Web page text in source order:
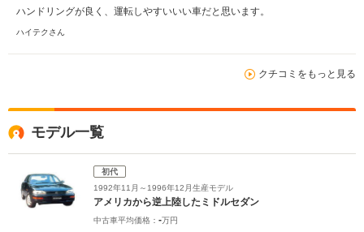
ハンドリングが良く、運転しやすいいい車だと思います。
ハイテクさん
クチコミをもっと見る
モデル一覧
初代
1992年11月～1996年12月生産モデル
アメリカから逆上陸したミドルセダン
中古車平均価格： -万円